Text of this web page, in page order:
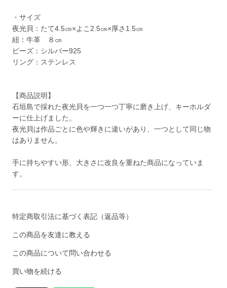
・サイズ
夜光貝：たて4.5㎝×よこ2.5㎝×厚さ1.5㎝
紐：牛革 ８㎝
ビーズ：シルバー925
リング：ステンレス
【商品説明】
石垣島で採れた夜光貝を一つ一つ丁寧に磨き上げ、キーホルダ
ーに仕上げました。
夜光貝は作品ごとに色や輝きに違いがあり、一つとして同じ物
はありません。
手に持ちやすい形、大きさに改良を重ねた商品になっていま
す。
特定商取引法に基づく表記（返品等）
この商品を友達に教える
この商品について問い合わせる
買い物を続ける